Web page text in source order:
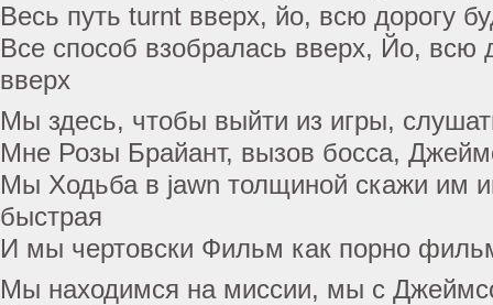
Весь путь turnt вверх, йо, всю дорогу
Все способ взобралась вверх, Йо, всю
вверх
Мы здесь, чтобы выйти из игры,
Мне Розы Брайант, вызов босса,
Мы Ходьба в jawn толщиной скажи им
быстрая
И мы чертовски Фильм как порно
Мы находимся на миссии, мы с